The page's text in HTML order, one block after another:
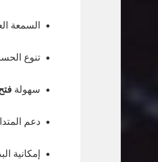
السمعة
تنوع
سهولة
دعم
إمكانية